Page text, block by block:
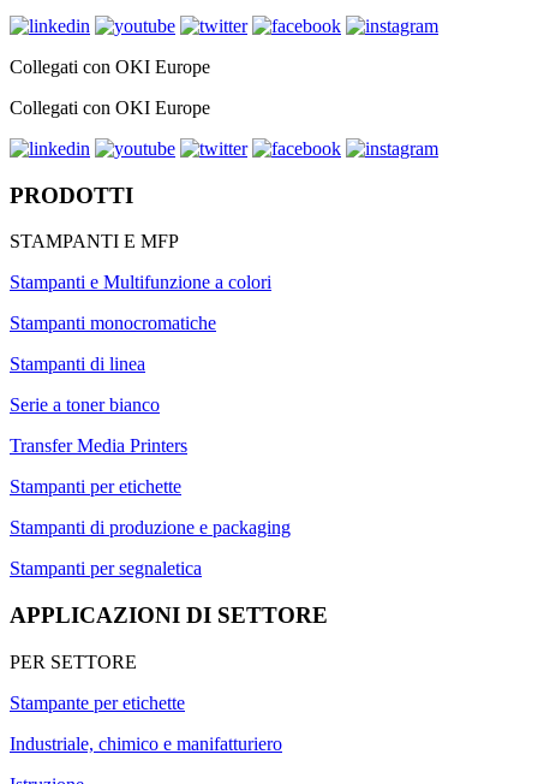
Collegati con OKI Europe
Collegati con OKI Europe
PRODOTTI
STAMPANTI E MFP
Stampanti e Multifunzione a colori
Stampanti monocromatiche
Stampanti di linea
Serie a toner bianco
Transfer Media Printers
Stampanti per etichette
Stampanti di produzione e packaging
Stampanti per segnaletica
APPLICAZIONI DI SETTORE
PER SETTORE
Stampante per etichette
Industriale, chimico e manifatturiero